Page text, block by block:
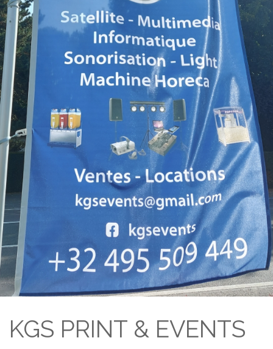
KGS PRINT & EVENTS